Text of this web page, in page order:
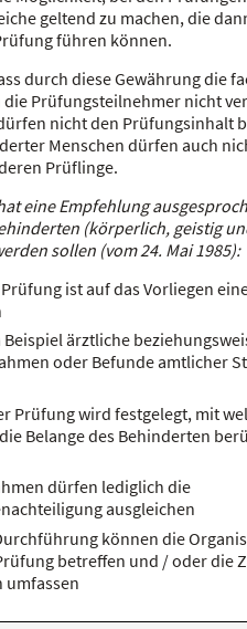
geltend zu machen, die
führen können.
durch diese Gewährung die
Prüfungsteilnehmer nicht
nicht den Prüfungsinhalt
Menschen dürfen auch
Prüflinge.
eine Empfehlung
(körperlich, geistig
sollen (vom 24. Mai 1985):
ist auf das Vorliegen
ärztliche
oder Befunde amtlicher
Prüfung wird festgelegt, mit
Belange des Behinderten
dürfen lediglich die
ausgleichen
können die
betreffen und / oder die
umfassen